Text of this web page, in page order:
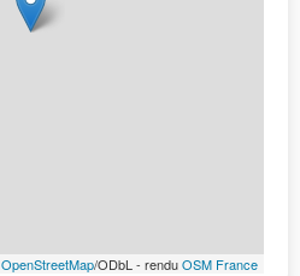
OpenStreetMap/ODbL - renduOSM France